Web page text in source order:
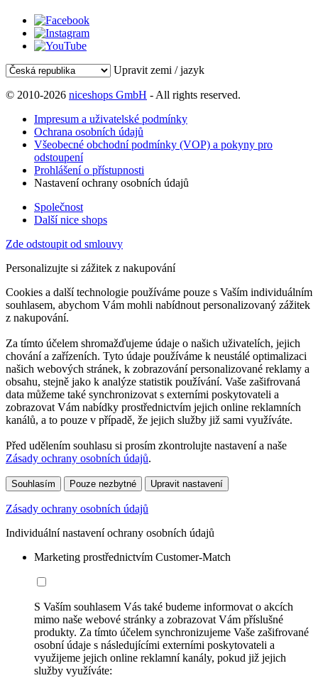
Upravit zemi / jazyk
© 2010-2026 niceshops GmbH - All rights reserved.
Impresum a uživatelské podmínky
Ochrana osobních údajů
Všeobecné obchodní podmínky (VOP) a pokyny pro
odstoupení
Prohlášení o přístupnosti
Nastavení ochrany osobních údajů
Společnost
Další nice shops
Zde odstoupit od smlouvy
Personalizujte si zážitek z nakupování
Cookies a další technologie používáme pouze s Vaším individuálním
souhlasem, abychom Vám mohli nabídnout personalizovaný zážitek
z nakupování.
Za tímto účelem shromažďujeme údaje o našich uživatelích, jejich
chování a zařízeních. Tyto údaje používáme k neustálé optimalizaci
našich webových stránek, k zobrazování personalizované reklamy a
obsahu, stejně jako k analýze statistik používání. Vaše zašifrovaná
data můžeme také synchronizovat s externími poskytovateli a
zobrazovat Vám nabídky prostřednictvím jejich online reklamních
kanálů, a to pouze v případě, že jejich služby již sami využíváte.
Před udělením souhlasu si prosím zkontrolujte nastavení a naše
Zásady ochrany osobních údajů.
Souhlasím Pouze nezbytné Upravit nastavení
Zásady ochrany osobních údajů
Individuální nastavení ochrany osobních údajů
Marketing prostřednictvím Customer-Match
S Vaším souhlasem Vás také budeme informovat o akcích
mimo naše webové stránky a zobrazovat Vám příslušné
produkty. Za tímto účelem synchronizujeme Vaše zašifrované
osobní údaje s následujícími externími poskytovateli a
využijeme jejich online reklamní kanály, pokud již jejich
služby využíváte: